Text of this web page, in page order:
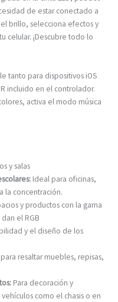
de estar conectado a
brillo, selecciona efectos y
celular. ¡Descubre todo lo
tanto para dispositivos iOS
incluido en el controlador.
activa el modo música
y salas
Ideal para oficinas,
la concentración.
y productos con la gama
el RGB
y el diseño de los
resaltar muebles, repisas,
Para decoración y
como el chasis o en